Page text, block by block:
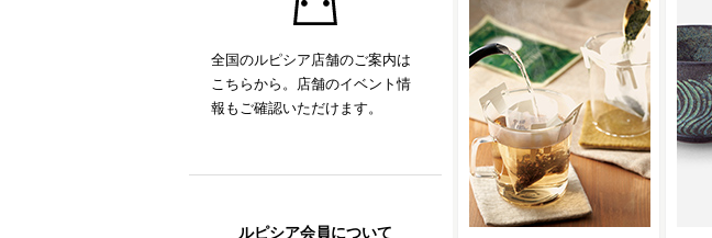
全国のルピシア店舗のご案内は
こちらから。店舗のイベント情
報もご確認いただけます。
ルピシア会員について